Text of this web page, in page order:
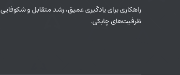
راهکاری برای یادگیری عمیق، رشد متقابل و شکوفایی
ظرفیت‌های چابکی.